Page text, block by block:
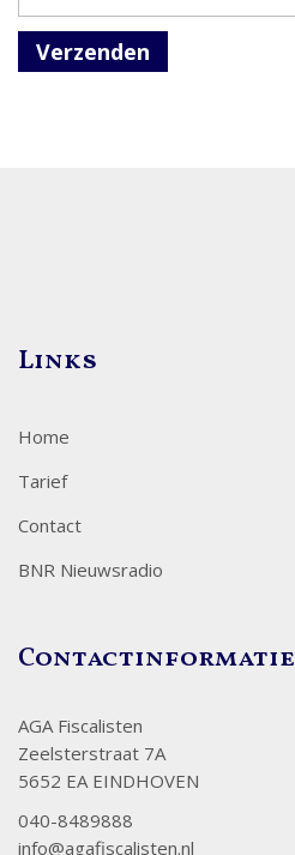
Verzenden
Links
Home
Tarief
Contact
BNR Nieuwsradio
Contactinformatie
AGA Fiscalisten
Zeelsterstraat 7A
5652 EA EINDHOVEN
040-8489888
info@agafiscalisten.nl